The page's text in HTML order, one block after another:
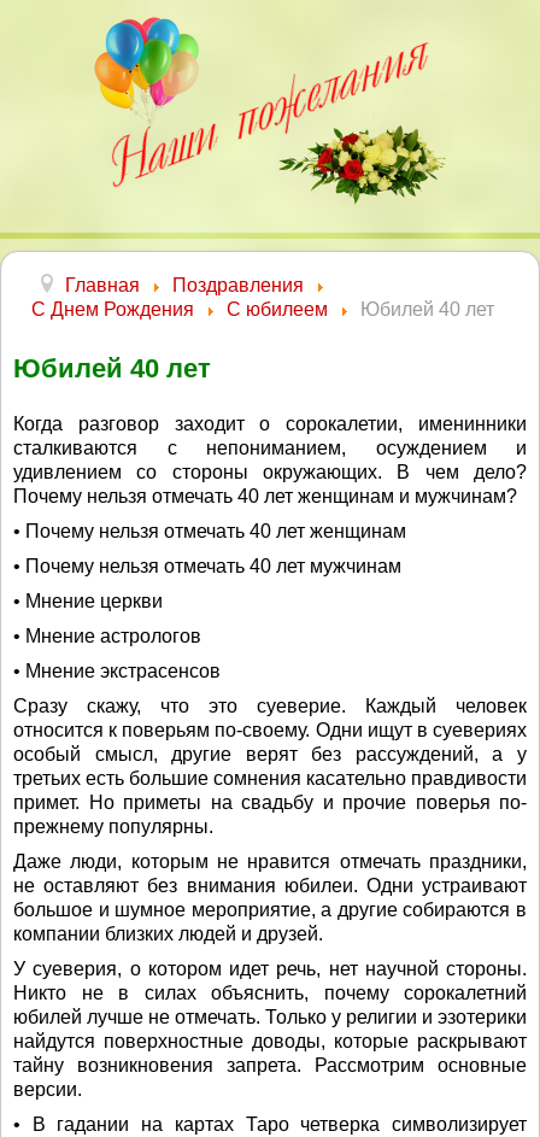
Главная
Поздравления
С Днем Рождения
С юбилеем Юбилей 40 лет
Юбилей 40 лет
Когда разговор заходит о сорокалетии, именинники
сталкиваются с непониманием, осуждением и
удивлением со стороны окружающих. В чем дело?
Почему нельзя отмечать 40 лет женщинам и мужчинам?
• Почему нельзя отмечать 40 лет женщинам
• Почему нельзя отмечать 40 лет мужчинам
• Мнение церкви
• Мнение астрологов
• Мнение экстрасенсов
Сразу скажу, что это суеверие. Каждый человек
относится к поверьям по-своему. Одни ищут в суевериях
особый смысл, другие верят без рассуждений, а у
третьих есть большие сомнения касательно правдивости
примет. Но приметы на свадьбу и прочие поверья по-
прежнему популярны.
Даже люди, которым не нравится отмечать праздники,
не оставляют без внимания юбилеи. Одни устраивают
большое и шумное мероприятие, а другие собираются в
компании близких людей и друзей.
У суеверия, о котором идет речь, нет научной стороны.
Никто не в силах объяснить, почему сорокалетний
юбилей лучше не отмечать. Только у религии и эзотерики
найдутся поверхностные доводы, которые раскрывают
тайну возникновения запрета. Рассмотрим основные
версии.
• В гадании на картах Таро четверка символизирует